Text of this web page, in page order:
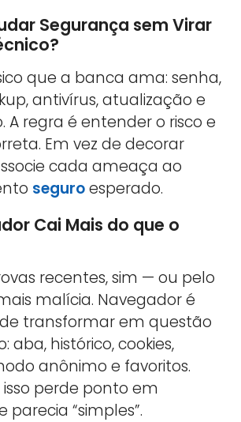
Segurança sem Virar
que a banca ama: senha,
antivírus, atualização e
regra é entender o risco e
Em vez de decorar
cada ameaça ao
seguroesperado.
Cai Mais do que o
recentes, sim — ou pelo
malícia. Navegador é
transformar em questão
aba, histórico, cookies,
anônimo e favoritos.
perde ponto em
“simples”.